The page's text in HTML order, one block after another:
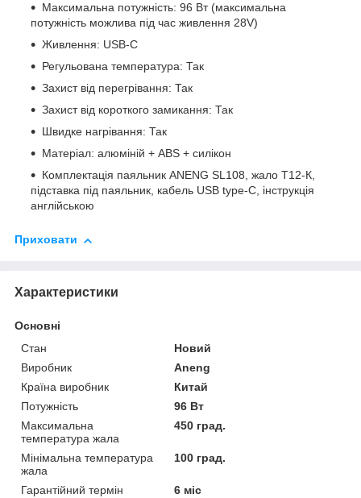
Максимальна потужність: 96 Вт (максимальна
потужність можлива під час живлення 28V)
Живлення: USB-C
Регульована температура: Так
Захист від перегрівання: Так
Захист від короткого замикання: Так
Швидке нагрівання: Так
Матеріал: алюміній + ABS + силікон
Комплектація паяльник ANENG SL108, жало Т12-К,
підставка під паяльник, кабель USB type-C, інструкція
англійською
Приховати
Характеристики
Основні
Стан
Новий
Виробник
Aneng
Країна виробник
Китай
Потужність
96 Вт
Максимальна
температура жала
450 град.
Мінімальна температура
жала
100 град.
Гарантійний термін
6 міс